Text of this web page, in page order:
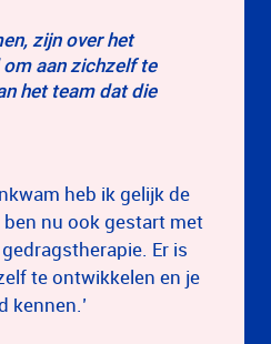
zijn over het
aan zichzelf te
het team dat die
heb ik gelijk de
nu ook gestart met
Er is
te ontwikkelen en je
kennen.’